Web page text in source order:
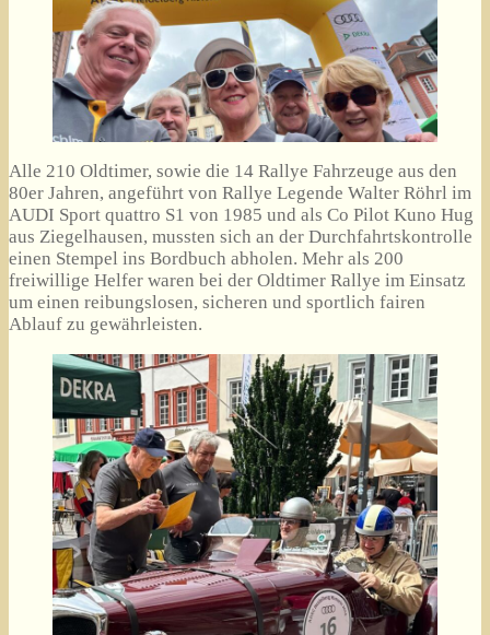
Alle 210 Oldtimer, sowie die 14 Rallye Fahrzeuge aus den
80er Jahren, angeführt von Rallye Legende Walter Röhrl im
AUDI Sport quattro S1 von 1985 und als Co Pilot Kuno Hug
aus Ziegelhausen, mussten sich an der Durchfahrtskontrolle
einen Stempel ins Bordbuch abholen. Mehr als 200
freiwillige Helfer waren bei der Oldtimer Rallye im Einsatz
um einen reibungslosen, sicheren und sportlich fairen
Ablauf zu gewährleisten.